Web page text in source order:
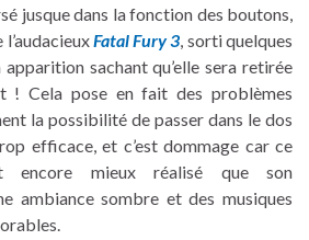
jusque dans la fonction des boutons,
Fatal Fury 3, sorti quelques
sachant qu’elle sera retirée
! Cela pose en fait des problèmes
la possibilité de passer dans le dos
efficace, et c’est dommage car ce
encore mieux réalisé que son
ambiance sombre et des musiques